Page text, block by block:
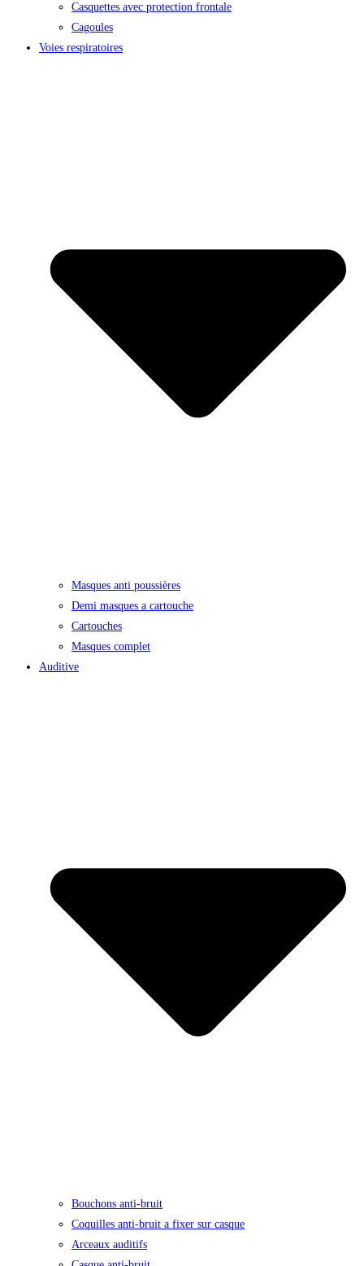
Casquettes avec protection frontale
Cagoules
Voies respiratoires
Masques anti poussières
Demi masques a cartouche
Cartouches
Masques complet
Auditive
Bouchons anti-bruit
Coquilles anti-bruit a fixer sur casque
Arceaux auditifs